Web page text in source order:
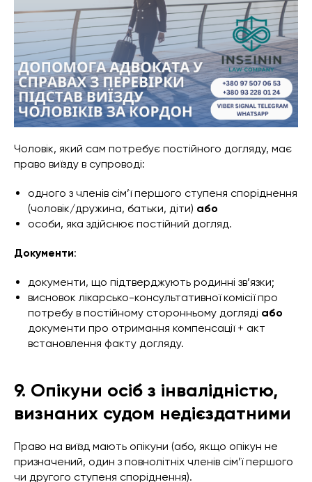
Чоловік, який сам потребує постійного догляду, має
право виїзду в супроводі:
одного з членів сім’ї першого ступеня споріднення
(чоловік/дружина, батьки, діти) або
особи, яка здійснює постійний догляд.
Документи:
документи, що підтверджують родинні зв’язки;
висновок лікарсько-консультативної комісії про
потребу в постійному сторонньому догляді або
документи про отримання компенсації + акт
встановлення факту догляду.
9. Опікуни осіб з інвалідністю,
визнаних судом недієздатними
Право на виїзд мають опікуни (або, якщо опікун не
призначений, один з повнолітніх членів сім’ї першого
чи другого ступеня споріднення).